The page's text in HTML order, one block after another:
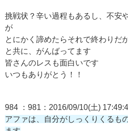
挑戦状？辛い過程もあるし、不安
が
とにかく諦めたらそれで終わりだ
と共に、がんばってます
皆さんのレスも面白いです
いつもありがとう！！
984 ：981：2016/09/10(土)
アファは、自分がしっくりくるも